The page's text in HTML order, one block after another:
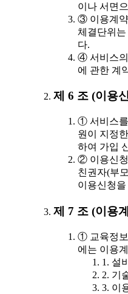
이나 서면
③ 이용계약
체결단위
다.
④ 서비스의
에 관한 계
제 6 조 (이용
① 서비스를
원이 지정
하여 가입
② 이용신청
친권자(부
이용신청
제 7 조 (이용
① 교육정보
에는 이용
1. 설
2. 기
3. 이